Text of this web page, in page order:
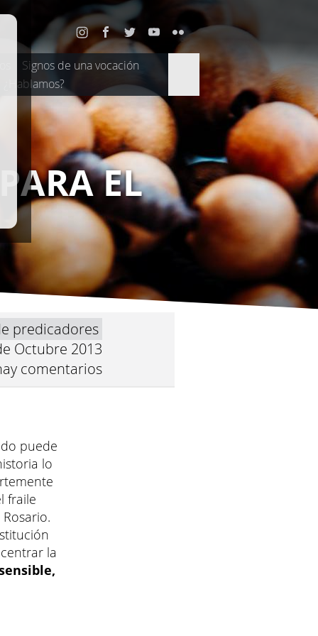
Signos de una vocación
¿Hablamos?
EL
predicadores
Octubre 2013
comentarios
puede
lo
fraile
la